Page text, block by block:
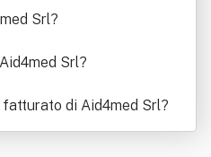
Srl?
Srl?
di Aid4med Srl?